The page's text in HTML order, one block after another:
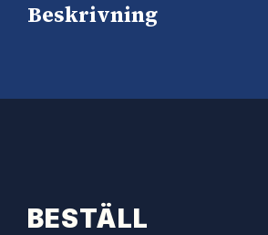
Beskrivning
BESTÄLL